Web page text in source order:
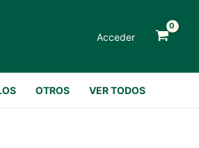
Acceder
OTROS VER TODOS